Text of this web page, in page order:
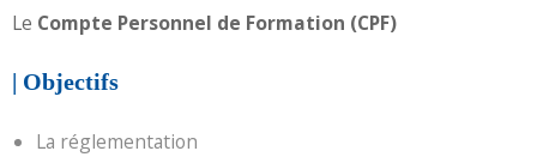
Le Compte Personnel de Formation (CPF)
| Objectifs
La réglementation